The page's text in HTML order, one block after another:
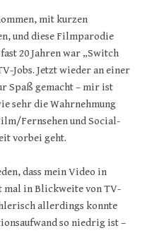
mit kurzen
und diese Filmparodie
20 Jahren war „Switch
Jobs. Jetzt wieder an einer
Spaß gemacht – mir ist
sehr die Wahrnehmung
Fernsehen und Social-
vorbei geht.
dass mein Video in
mal in Blickweite von TV-
allerdings konnte
so niedrig ist –